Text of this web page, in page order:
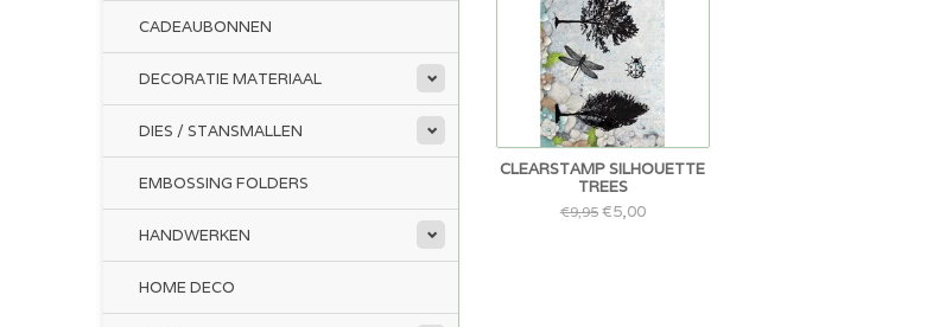
CADEAUBONNEN
DECORATIE MATERIAAL
DIES / STANSMALLEN
EMBOSSING FOLDERS
HANDWERKEN
HOME DECO
CLEARSTAMP SILHOUETTE
TREES
€9,95€5,00